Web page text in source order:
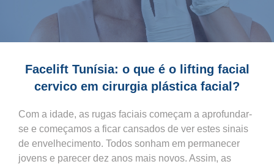
Facelift Tunísia: o que é o lifting facial
cervico em cirurgia plástica facial?
Com a idade, as rugas faciais começam a aprofundar-
se e começamos a ficar cansados de ver estes sinais
de envelhecimento. Todos sonham em permanecer
jovens e parecer dez anos mais novos. Assim, as